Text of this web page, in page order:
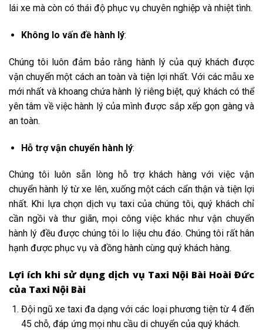
lái xe mà còn có thái độ phục vụ chuyên nghiệp và nhiệt tình.
Không lo vấn đề hành lý:
Chúng tôi luôn đảm bảo rằng hành lý của quý khách được
vận chuyển một cách an toàn và tiện lợi nhất. Với các mẫu xe
mới nhất và khoang chứa hành lý riêng biệt, quý khách có thể
yên tâm về việc hành lý của mình được sắp xếp gọn gàng và
an toàn.
Hỗ trợ vận chuyển hành lý:
Chúng tôi luôn sẵn lòng hỗ trợ khách hàng với việc vận
chuyển hành lý từ xe lên, xuống một cách cẩn thận và tiện lợi
nhất. Khi lựa chọn dịch vụ taxi của chúng tôi, quý khách chỉ
cần ngồi và thư giãn, mọi công việc khác như vận chuyển
hành lý đều được chúng tôi lo liệu chu đáo. Chúng tôi rất hân
hạnh được phục vụ và đồng hành cùng quý khách hàng.
Lợi ích khi sử dụng dịch vụ Taxi Nội Bài Hoài Đức
của Taxi Nội Bài
Đội ngũ xe taxi đa dạng với các loại phương tiện từ 4 đến
45 chỗ, đáp ứng mọi nhu cầu di chuyển của quý khách.